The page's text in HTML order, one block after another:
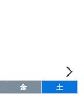
金 土